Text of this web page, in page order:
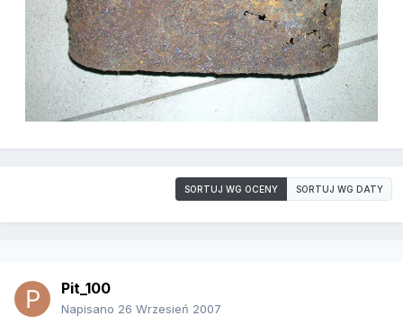
SORTUJ WG OCENY SORTUJ WG DATY
Pit_100
Napisano 26 Wrzesień 2007